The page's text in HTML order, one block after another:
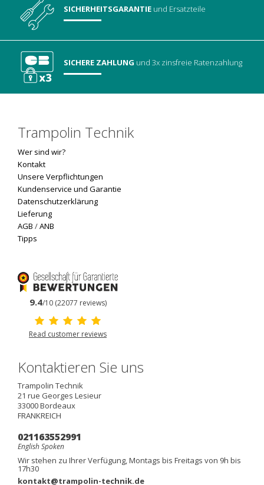
SICHERHEITSGARANTIE und Ersatzteile
SICHERE ZAHLUNG und 3x zinsfreie Ratenzahlung
Trampolin Technik
Wer sind wir?
Kontakt
Unsere Verpflichtungen
Kundenservice und Garantie
Datenschutzerklärung
Lieferung
AGB /ANB
Tipps
9.4/10 (22077 reviews)
Read customer reviews
Kontaktieren Sie uns
Trampolin Technik
21 rue Georges Lesieur
33000Bordeaux
FRANKREICH
021163552991
English Spoken
Wir stehen zu Ihrer Verfügung, Montags bis Freitags von 9h bis
17h30
kontakt@trampolin-technik.de